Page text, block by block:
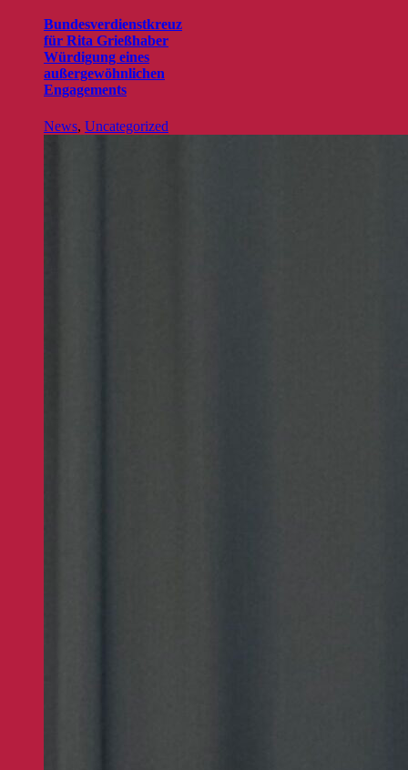
Bundesverdienstkreuz
für Rita Grießhaber
Würdigung eines
außergewöhnlichen
Engagements
News, Uncategorized